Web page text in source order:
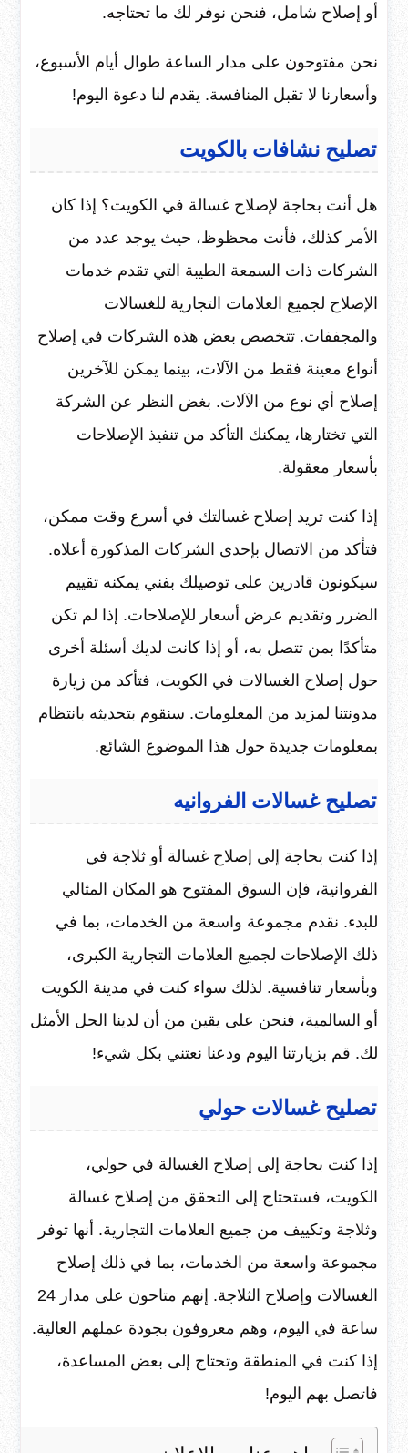
أو إصلاح شامل، فنحن نوفر لك ما تحتاجه.
نحن مفتوحون على مدار الساعة طوال أيام الأسبوع،
وأسعارنا لا تقبل المنافسة. يقدم لنا دعوة اليوم!
تصليح نشافات بالكويت
هل أنت بحاجة لإصلاح غسالة في الكويت؟ إذا كان
الأمر كذلك، فأنت محظوظ، حيث يوجد عدد من
الشركات ذات السمعة الطيبة التي تقدم خدمات
الإصلاح لجميع العلامات التجارية للغسالات
والمجففات. تتخصص بعض هذه الشركات في إصلاح
أنواع معينة فقط من الآلات، بينما يمكن للآخرين
إصلاح أي نوع من الآلات. بغض النظر عن الشركة
التي تختارها، يمكنك التأكد من تنفيذ الإصلاحات
بأسعار معقولة.
إذا كنت تريد إصلاح غسالتك في أسرع وقت ممكن،
فتأكد من الاتصال بإحدى الشركات المذكورة أعلاه.
سيكونون قادرين على توصيلك بفني يمكنه تقييم
الضرر وتقديم عرض أسعار للإصلاحات. إذا لم تكن
متأكدًا بمن تتصل به، أو إذا كانت لديك أسئلة أخرى
حول إصلاح الغسالات في الكويت، فتأكد من زيارة
مدونتنا لمزيد من المعلومات. سنقوم بتحديثه بانتظام
بمعلومات جديدة حول هذا الموضوع الشائع.
تصليح غسالات الفروانيه
إذا كنت بحاجة إلى إصلاح غسالة أو ثلاجة في
الفروانية، فإن السوق المفتوح هو المكان المثالي
للبدء. نقدم مجموعة واسعة من الخدمات، بما في
ذلك الإصلاحات لجميع العلامات التجارية الكبرى،
وبأسعار تنافسية. لذلك سواء كنت في مدينة الكويت
أو السالمية، فنحن على يقين من أن لدينا الحل الأمثل
لك. قم بزيارتنا اليوم ودعنا نعتني بكل شيء!
تصليح غسالات حولي
إذا كنت بحاجة إلى إصلاح الغسالة في حولي،
الكويت، فستحتاج إلى التحقق من إصلاح غسالة
وثلاجة وتكييف من جميع العلامات التجارية. أنها توفر
مجموعة واسعة من الخدمات، بما في ذلك إصلاح
الغسالات وإصلاح الثلاجة. إنهم متاحون على مدار 24
ساعة في اليوم، وهم معروفون بجودة عملهم العالية.
إذا كنت في المنطقة وتحتاج إلى بعض المساعدة،
فاتصل بهم اليوم!